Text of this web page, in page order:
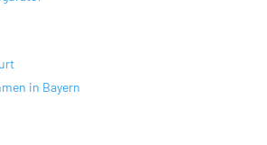
in Bayern